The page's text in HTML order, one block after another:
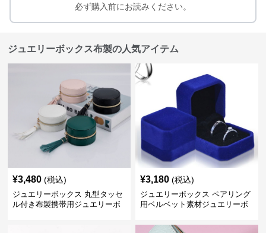
必ず購入前にお読みください。
ジュエリーボックス布製の人気アイテム
¥3,480 (税込)
ジュエリーボックス 丸型タッセ
ル付き布製携帯用ジュエリーボ
¥3,180 (税込)
ジュエリーボックス ペアリング
用ベルベット素材ジュエリーボ